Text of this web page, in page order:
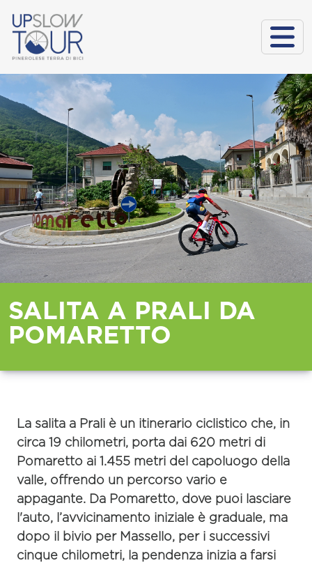
SALITA A PRALI DA
POMARETTO
La salita a Prali è un itinerario ciclistico che, in
circa 19 chilometri, porta dai 620 metri di
Pomaretto ai 1.455 metri del capoluogo della
valle, offrendo un percorso vario e
appagante. Da Pomaretto, dove puoi lasciare
l'auto, l’avvicinamento iniziale è graduale, ma
dopo il bivio per Massello, per i successivi
cinque chilometri, la pendenza inizia a farsi